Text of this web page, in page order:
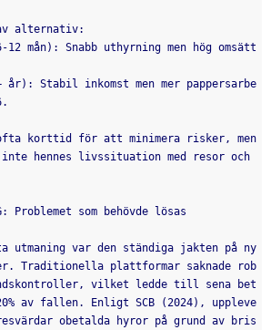
alternativ:
mån): Snabb uthyrning men hög omsätt
år): Stabil inkomst men mer pappersarbe
korttid för att minimera risker, men
inte hennes livssituation med resor och
Problemet som behövde lösas
utmaning var den ständiga jakten på ny
Traditionella plattformar saknade rob
vilket ledde till sena bet
av fallen. Enligt SCB (2024), uppleve
obetalda hyror på grund av bris